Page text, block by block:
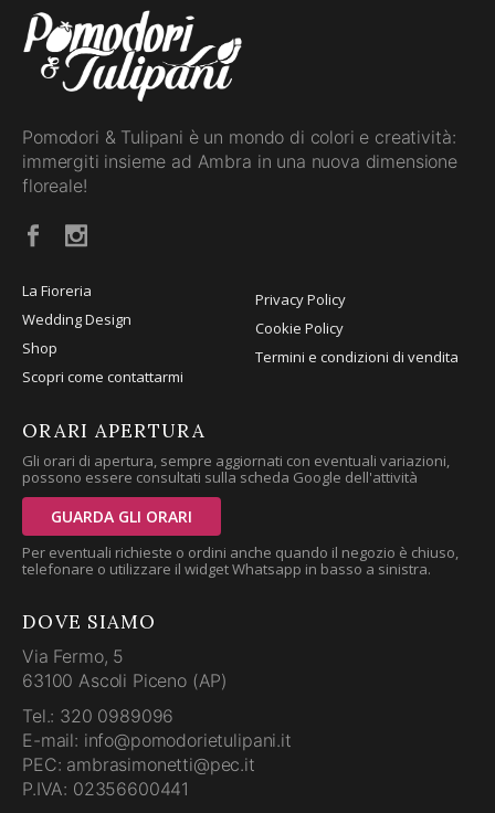
Pomodori & Tulipani è un mondo di colori e creatività:
immergiti insieme ad Ambra in una nuova dimensione
floreale!
La Fioreria
Wedding Design
Shop
Scopri come contattarmi
Privacy Policy
Cookie Policy
Termini e condizioni di vendita
ORARI APERTURA
Gli orari di apertura, sempre aggiornati con eventuali variazioni,
possono essere consultati sulla scheda Google dell'attività
GUARDA GLI ORARI
Per eventuali richieste o ordini anche quando il negozio è chiuso,
telefonare o utilizzare il widget Whatsapp in basso a sinistra.
DOVE SIAMO
Via Fermo, 5
63100 Ascoli Piceno (AP)
Tel.: 320 0989096
E-mail: info@pomodorietulipani.it
PEC: ambrasimonetti@pec.it
P.IVA: 02356600441